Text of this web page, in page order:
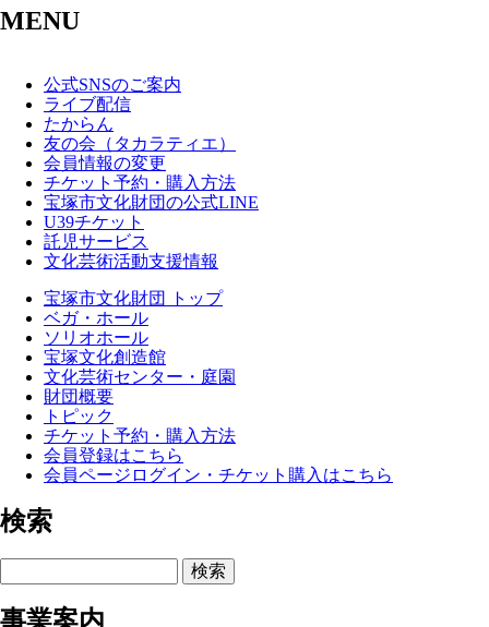
MENU
公式SNSのご案内
ライブ配信
たからん
友の会（タカラティエ）
会員情報の変更
チケット予約・購入方法
宝塚市文化財団の公式LINE
U39チケット
託児サービス
文化芸術活動支援情報
宝塚市文化財団 トップ
ベガ・ホール
ソリオホール
宝塚文化創造館
文化芸術センター・庭園
財団概要
トピック
チケット予約・購入方法
会員登録はこちら
会員ページログイン・チケット購入はこちら
検索
検索
事業案内